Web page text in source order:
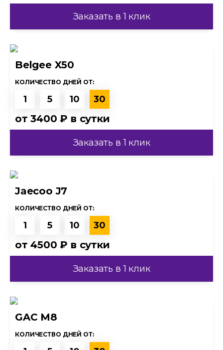
Заказать в 1 клик
Belgee X50
КОЛИЧЕСТВО ДНЕЙ ОТ:
1 5 10 30
от3400 ₽ в сутки
Заказать в 1 клик
Jaecoo J7
КОЛИЧЕСТВО ДНЕЙ ОТ:
1 5 10 30
от4500 ₽ в сутки
Заказать в 1 клик
GAC M8
КОЛИЧЕСТВО ДНЕЙ ОТ: